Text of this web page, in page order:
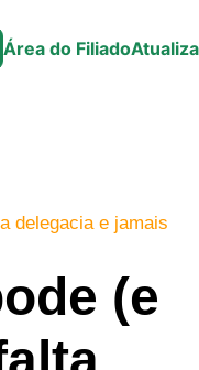
Área do Filiado
delegacia e jamais
(e